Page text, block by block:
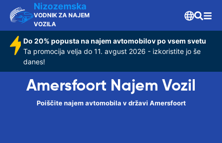
Nizozemska
VODNIK ZA NAJEM
VOZILA
Do 20% popusta na najem avtomobilov po vsem svetu
Ta promocija velja do 11. avgust 2026 - izkoristite jo še
danes!
Amersfoort Najem Vozil
Poiščite najem avtomobila v državi Amersfoort